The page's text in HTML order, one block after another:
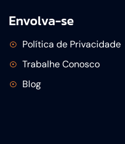
Envolva-se
Política de Privacidade
Trabalhe Conosco
Blog